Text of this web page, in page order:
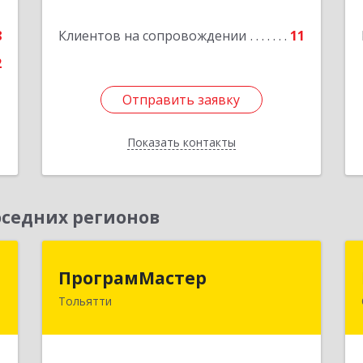
Клиентов на сопровождении 11
Отправить заявку
Показать контакты
Подробнее
Отправить заявку
Назад
регионов
ПрограмМастер
Тольятти
445004, Самарская обл, Тольятти г,